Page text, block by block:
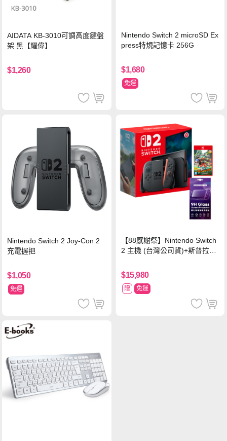
AIDATA KB-3010可調高度鍵盤
架 黑【耀偉】
$1,260
Nintendo Switch 2 microSD Ex
press特規記憶卡 256G
$1,680
免運
Nintendo Switch 2 Joy-Con 2
充電握把
$1,050
免運
【88感謝祭】Nintendo Switch
2 主機 (台灣公司貨)+斯普拉遁
$15,980
贈 免運